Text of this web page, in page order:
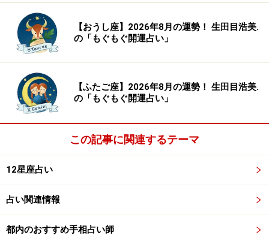
【おうし座】2026年8月の運勢！ 生田目浩美.
の「もぐもぐ開運占い」
【ふたご座】2026年8月の運勢！ 生田目浩美.
の「もぐもぐ開運占い」
この記事に関連するテーマ
12星座占い
占い関連情報
都内のおすすめ手相占い師